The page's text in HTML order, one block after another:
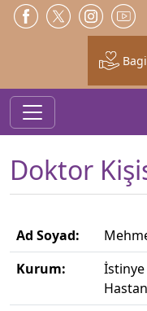
Doktor
Ad Soyad:
Kurum: